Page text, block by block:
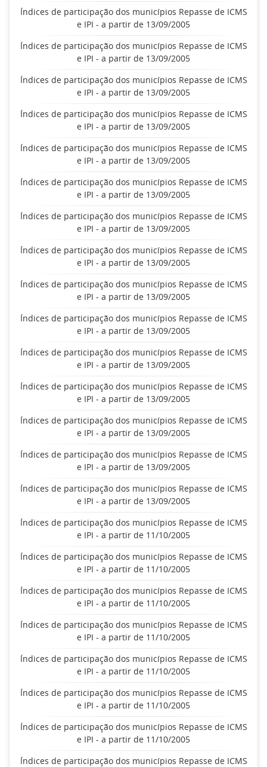
Índices de participação dos municípios Repasse de ICMS
e IPI - a partir de 13/09/2005
Índices de participação dos municípios Repasse de ICMS
e IPI - a partir de 13/09/2005
Índices de participação dos municípios Repasse de ICMS
e IPI - a partir de 13/09/2005
Índices de participação dos municípios Repasse de ICMS
e IPI - a partir de 13/09/2005
Índices de participação dos municípios Repasse de ICMS
e IPI - a partir de 13/09/2005
Índices de participação dos municípios Repasse de ICMS
e IPI - a partir de 13/09/2005
Índices de participação dos municípios Repasse de ICMS
e IPI - a partir de 13/09/2005
Índices de participação dos municípios Repasse de ICMS
e IPI - a partir de 13/09/2005
Índices de participação dos municípios Repasse de ICMS
e IPI - a partir de 13/09/2005
Índices de participação dos municípios Repasse de ICMS
e IPI - a partir de 13/09/2005
Índices de participação dos municípios Repasse de ICMS
e IPI - a partir de 13/09/2005
Índices de participação dos municípios Repasse de ICMS
e IPI - a partir de 13/09/2005
Índices de participação dos municípios Repasse de ICMS
e IPI - a partir de 13/09/2005
Índices de participação dos municípios Repasse de ICMS
e IPI - a partir de 13/09/2005
Índices de participação dos municípios Repasse de ICMS
e IPI - a partir de 13/09/2005
Índices de participação dos municípios Repasse de ICMS
e IPI - a partir de 11/10/2005
Índices de participação dos municípios Repasse de ICMS
e IPI - a partir de 11/10/2005
Índices de participação dos municípios Repasse de ICMS
e IPI - a partir de 11/10/2005
Índices de participação dos municípios Repasse de ICMS
e IPI - a partir de 11/10/2005
Índices de participação dos municípios Repasse de ICMS
e IPI - a partir de 11/10/2005
Índices de participação dos municípios Repasse de ICMS
e IPI - a partir de 11/10/2005
Índices de participação dos municípios Repasse de ICMS
e IPI - a partir de 11/10/2005
Índices de participação dos municípios Repasse de ICMS